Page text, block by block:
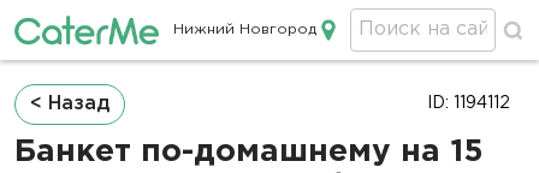
Кейтеринг в Нижнем Новгороде
Нижний Новгород
Строка
навигации
< Назад
Банкет по-домашнему на 15
ID: 1194112